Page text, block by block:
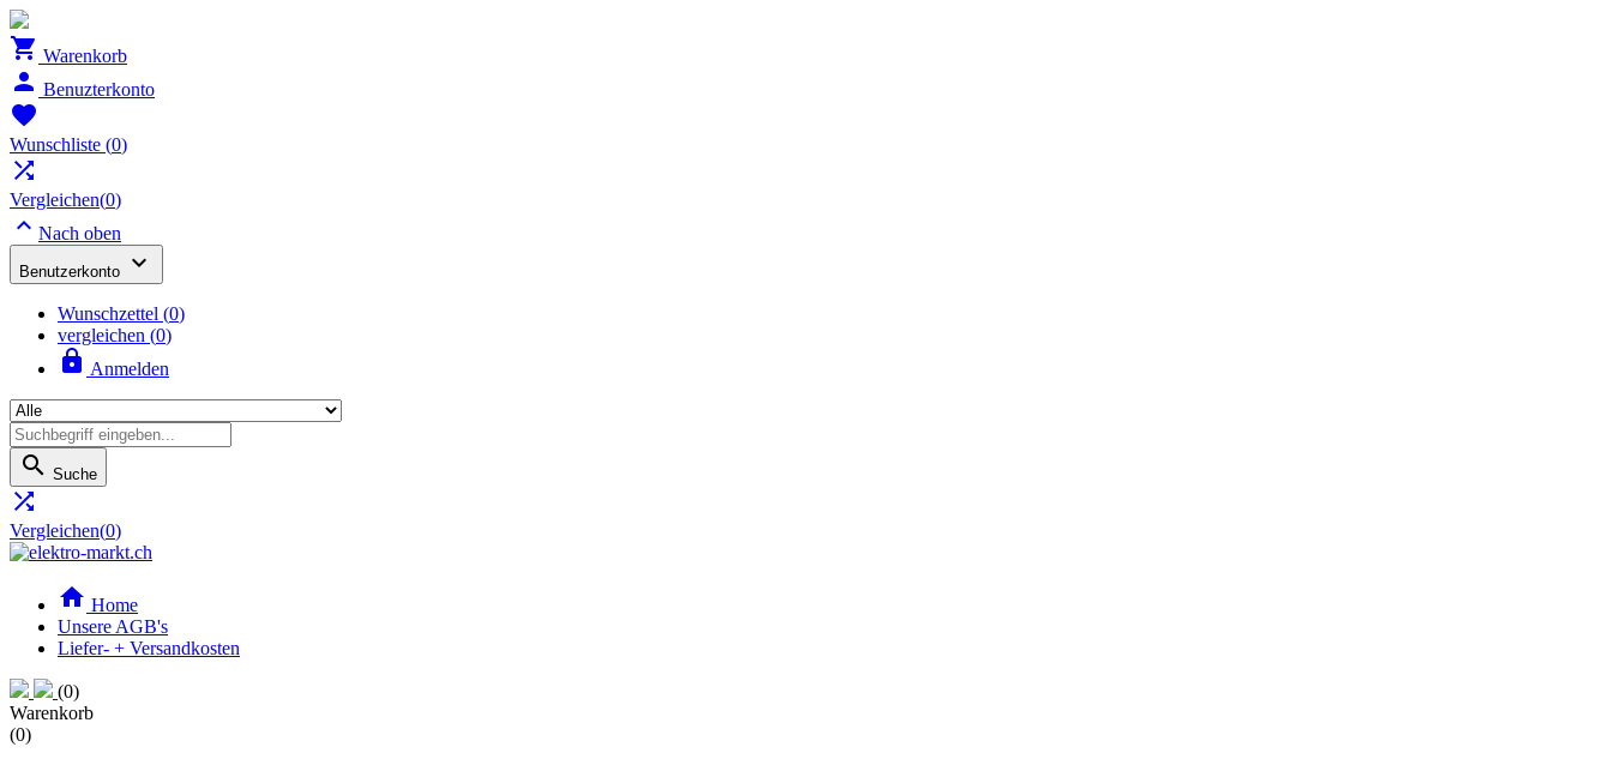
 Warenkorb
 Benuzterkonto

Wunschliste (0)

Vergleichen(0)
 Nach oben
Benutzerkonto 
Wunschzettel (0)
vergleichen (0)
 Anmelden
 Suche

Vergleichen(0)
 Home
Unsere AGB's
Liefer- + Versandkosten
(0)
Warenkorb
(0)